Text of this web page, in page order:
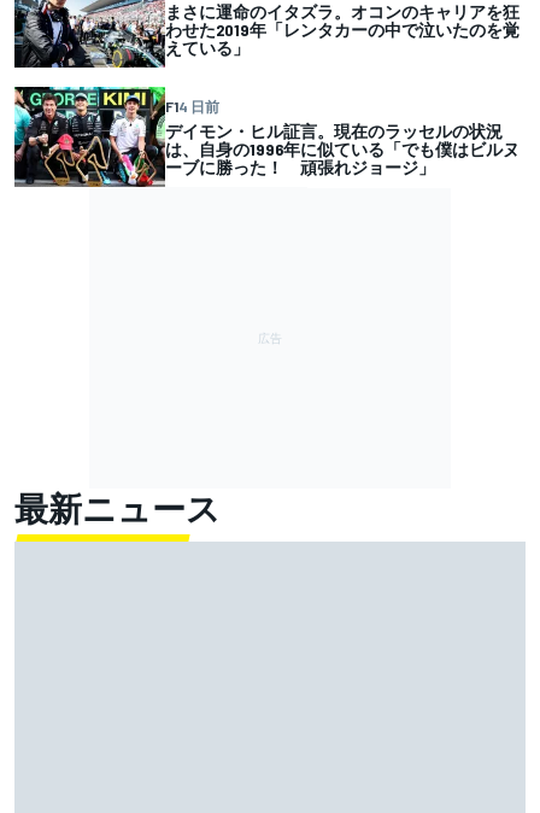
まさに運命のイタズラ。オコンのキャリアを狂
わせた2019年「レンタカーの中で泣いたのを覚
えている」
F14 日前
デイモン・ヒル証言。現在のラッセルの状況
は、自身の1996年に似ている「でも僕はビルヌ
ーブに勝った！ 頑張れジョージ」
最新ニュース